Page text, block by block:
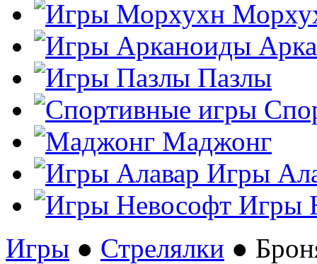
Пазлы
Маджонг
Игры
Игры
Игры ● Стрелялки ●